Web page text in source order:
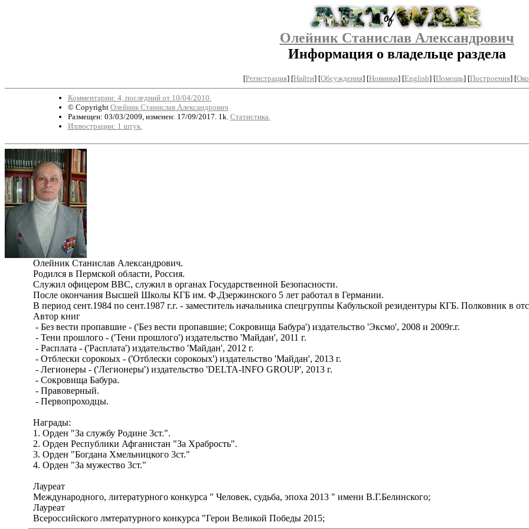
Олейник Станислав Александрович
Информация о владельце раздела
[Регистрация] [Найти] [Обсуждения] [Новинки] [English] [Помощь] [Построения] [
Комментарии: 4, последний от 10/04/2010.
© Copyright Олейник Станислав Александрович
Размещен: 03/03/2009, изменен: 17/09/2017. 1k. Статистика.
Иллюстрации: 1 штук.
Олейник Станислав Александрович.
Родился в Пермской области, Россия.
Служил офицером ВВС, служил в органах Государственной Безопасности.
После окончания Высшей Школы КГБ им. Ф.Дзержинского 5 лет работал в Германии.
В период сент.1984 по сент.1987 г.г. - заместитель начальника спецгруппы Кабульской резидентуры КГБ. Полковник в
Автор книг
- Без вести пропавшие - ('Без вести пропавшие; Сокровища Бабура') издательство 'Эксмо', 2008 и 2009г.г.
- Тени прошлого - ('Тени прошлого') издательство 'Майдан', 2011 г.
- Расплата - ('Расплата') издательство 'Майдан', 2012 г.
- Отблески сорокоых - ('Отблески сорокоых') издательство 'Майдан', 2013 г.
- Легионеры - ('Легионеры') издательство 'DELTA-INFO GROUP', 2013 г.
- Сокровища Бабура.
- Правоверный.
- Первопроходцы.
Награды:
1. Орден "За службу Родине 3ст.".
2. Орден Республики Афганистан "За Храбрость".
3. Орден "Богдана Хмельницкого 3ст."
4. Орден "За мужество 3ст."
Лауреат
Международного, литературного конкурса " Человек, судьба, эпоха 2013 " имени В.Г.Белинского;
Лауреат
Всероссийского лмтературного конкурса "Герои Великой Победы 2015;